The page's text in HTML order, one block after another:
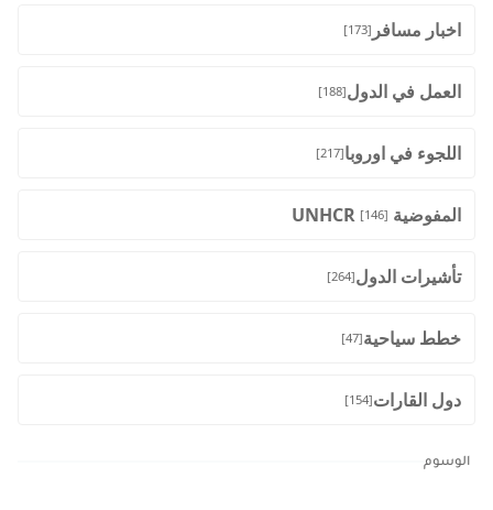
اخبار مسافر [173]
العمل في الدول[188]
اللجوء في اوروبا[217]
المفوضية UNHCR [146]
تأشيرات الدول[264]
خطط سياحية[47]
دول القارات[154]
الوسوم